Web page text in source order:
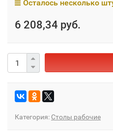
Осталось несколько
6 208,34 руб.
Категория: Столы рабочие